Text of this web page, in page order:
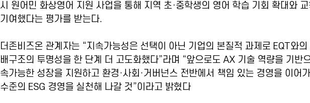
시 원어민 화상영어 지원 사업을 통해 지역 초·중학생의 영어 학습 기회 확대와 교
기여했다는 평가를 받는다.
더존비즈온 관계자는 “지속가능성은 선택이 아닌 기업의 본질적 과제로 EQT와의
배구조의 투명성을 한 단계 더 고도화했다”라며 “앞으로도 AX 기술 역량을 기반
속가능한 성장을 지원하고 환경·사회·거버넌스 전반에서 책임 있는 경영을 이어
수준의 ESG 경영을 실천해 나갈 것”이라고 밝혔다